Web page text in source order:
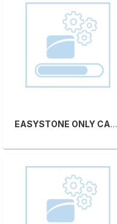
EASYSTONE ONLY CAD V.26.1